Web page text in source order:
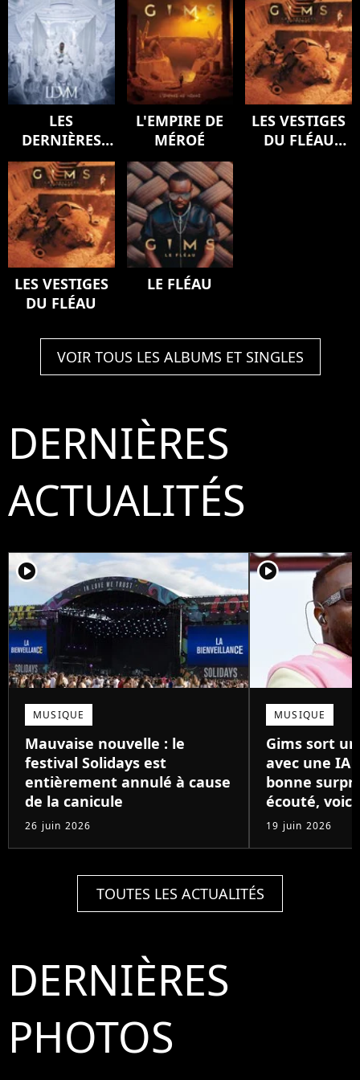
LES
DERNIÈRES
VOLONTÉS DE
MOZART
(SYMPHONY)
L'EMPIRE DE
MÉROÉ
LES VESTIGES
DU FLÉAU
LES VESTIGES
DU FLÉAU
LE FLÉAU
VOIR TOUS LES ALBUMS ET SINGLES
DERNIÈRES
ACTUALITÉS
player2
MUSIQUE
Mauvaise nouvelle : le
festival Solidays est
entièrement annulé à cause
de la canicule
26 juin 2026
player2
MUSIQUE
Gims sort
avec une IA
bonne
écouté,
19 juin 2026
TOUTES LES ACTUALITÉS
DERNIÈRES
PHOTOS